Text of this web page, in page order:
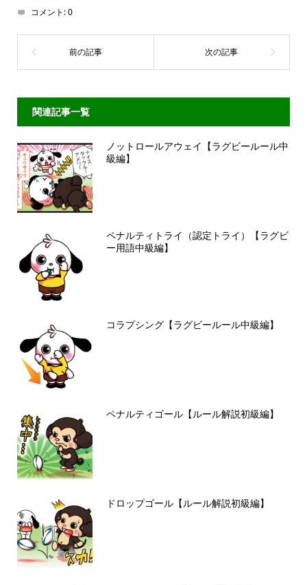
コメント:0
関連記事一覧
ノットロールアウェイ【ラグビールール中
級編】
ペナルティトライ（認定トライ）【ラグビ
ー用語中級編】
コラプシング【ラグビールール中級編】
ペナルティゴール【ルール解説初級編】
ドロップゴール【ルール解説初級編】